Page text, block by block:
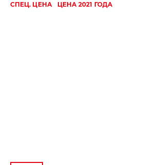
СПЕЦ. ЦЕНА ЦЕНА 2021 ГОДА